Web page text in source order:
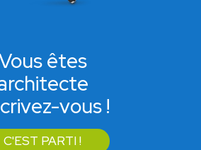
êtes
vous !
C'EST PARTI !